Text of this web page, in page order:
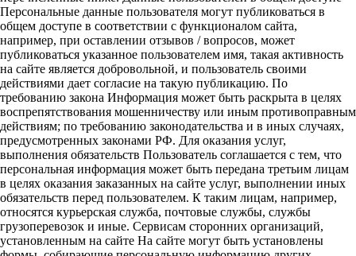
Персональные данные пользователя могут публиковаться в
общем доступе в соответствии с функционалом сайта,
например, при оставлении отзывов / вопросов, может
публиковаться указанное пользователем имя, такая активность
на сайте является добровольной, и пользователь своими
действиями дает согласие на такую публикацию. По
требованию закона Информация может быть раскрыта в целях
воспрепятствования мошенничеству или иным противоправным
действиям; по требованию законодательства и в иных случаях,
предусмотренных законами РФ. Для оказания услуг,
выполнения обязательств Пользователь соглашается с тем, что
персональная информация может быть передана третьим лицам
в целях оказания заказанных на сайте услуг, выполнении иных
обязательств перед пользователем. К таким лицам, например,
относятся курьерская служба, почтовые службы, службы
грузоперевозок и иные. Сервисам сторонних организаций,
установленным на сайте На сайте могут быть установлены